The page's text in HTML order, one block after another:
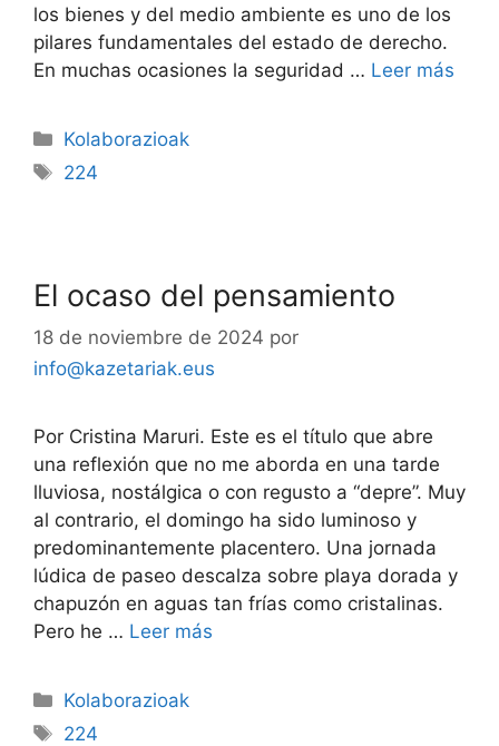
los bienes y del medio ambiente es uno de los
pilares fundamentales del estado de derecho.
En muchas ocasiones la seguridad … Leer más
Kolaborazioak
224
El ocaso del pensamiento
18 de noviembre de 2024 por
info@kazetariak.eus
Por Cristina Maruri. Este es el título que abre
una reflexión que no me aborda en una tarde
lluviosa, nostálgica o con regusto a “depre”. Muy
al contrario, el domingo ha sido luminoso y
predominantemente placentero. Una jornada
lúdica de paseo descalza sobre playa dorada y
chapuzón en aguas tan frías como cristalinas.
Pero he … Leer más
Kolaborazioak
224